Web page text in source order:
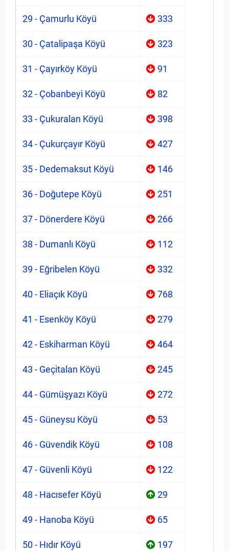
29 - Çamurlu Köyü 333
30 - Çatalipaşa Köyü 323
31 - Çayırköy Köyü 91
32 - Çobanbeyi Köyü 82
33 - Çukuralan Köyü 398
34 - Çukurçayır Köyü 427
35 - Dedemaksut Köyü 146
36 - Doğutepe Köyü 251
37 - Dönerdere Köyü 266
38 - Dumanlı Köyü 112
39 - Eğribelen Köyü 332
40 - Eliaçık Köyü 768
41 - Esenköy Köyü 279
42 - Eskiharman Köyü 464
43 - Geçitalan Köyü 245
44 - Gümüşyazı Köyü 272
45 - Güneysu Köyü 53
46 - Güvendik Köyü 108
47 - Güvenli Köyü 122
48 - Hacısefer Köyü 29
49 - Hanoba Köyü 65
50 - Hıdır Köyü 197